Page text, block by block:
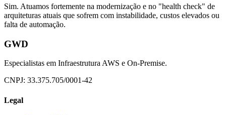
Sim. Atuamos fortemente na modernização e no "health check" de
arquiteturas atuais que sofrem com instabilidade, custos elevados ou
falta de automação.
GWD
Especialistas em Infraestrutura AWS e On-Premise.
CNPJ: 33.375.705/0001-42
Legal